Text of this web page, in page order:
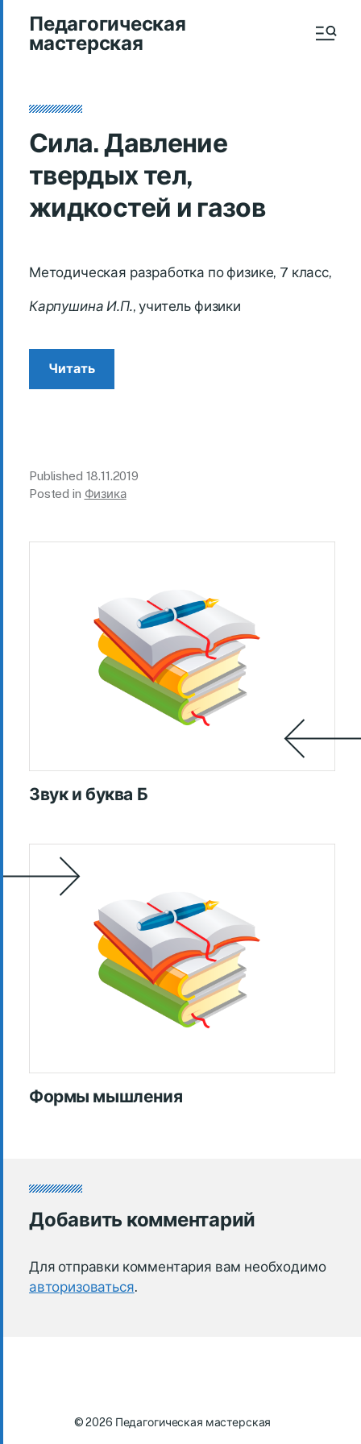
Педагогическая
мастерская
Сила. Давление
твердых тел,
жидкостей и газов
Методическая разработка по физике, 7 класс,
Карпушина И.П., учитель физики
Читать
Published 18.11.2019
Posted in Физика
Звук и буква Б
Формы мышления
Добавить комментарий
Для отправки комментария вам необходимо
авторизоваться.
© 2026 Педагогическая мастерская